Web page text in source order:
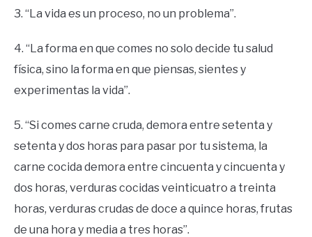
3. “La vida es un proceso, no un problema”.
4. “La forma en que comes no solo decide tu salud
física, sino la forma en que piensas, sientes y
experimentas la vida”.
5. “Si comes carne cruda, demora entre setenta y
setenta y dos horas para pasar por tu sistema, la
carne cocida demora entre cincuenta y cincuenta y
dos horas, verduras cocidas veinticuatro a treinta
horas, verduras crudas de doce a quince horas, frutas
de una hora y media a tres horas”.